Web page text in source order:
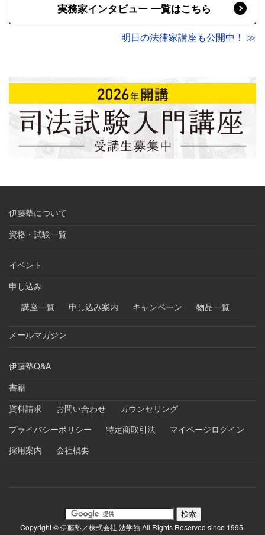
実務家インタビュー 一覧はこちら
明日の法律家講座も公開中！ ≫
伊藤塾について
資格・試験一覧
イベント
申し込み
講座一覧
申し込み案内 キャンペーン 物品一覧
メールマガジン
伊藤塾Q&A
書籍
資料請求
お問い合わせ
カウンセリング
プライバシーポリシー
特定商取引法
マイページログイン
採用案内
会社概要
Copyright © 伊藤塾／株式会社 法学館 All Rights Reserved since 1995.